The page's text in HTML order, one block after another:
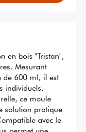
en bois "Tristan",
Mesurant
de 600 ml, il est
individuels.
ce moule
solution pratique
avec le